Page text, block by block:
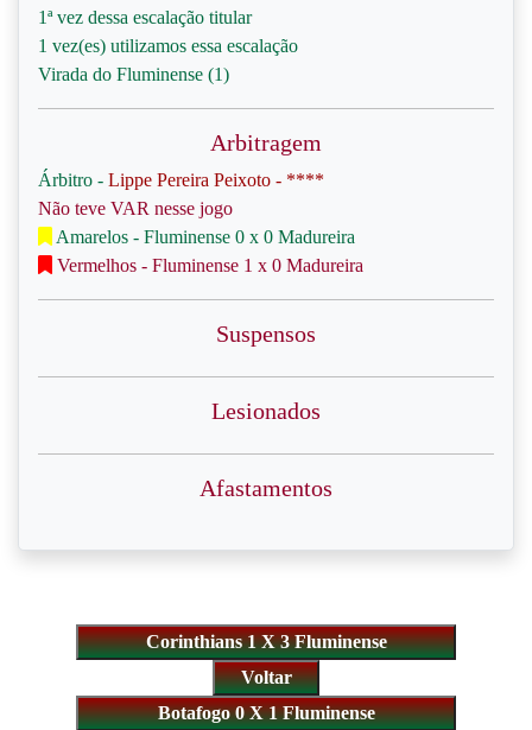
1ª vez dessa escalação titular
1 vez(es) utilizamos essa escalação
Virada do Fluminense (1)
Arbitragem
Árbitro - Lippe Pereira Peixoto - ****
Não teve VAR nesse jogo
Amarelos - Fluminense 0 x 0 Madureira
Vermelhos - Fluminense 1 x 0 Madureira
Suspensos
Lesionados
Afastamentos